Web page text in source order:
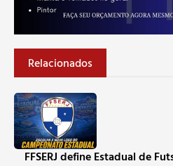
Relacionados
FFSERJ define Estadual de